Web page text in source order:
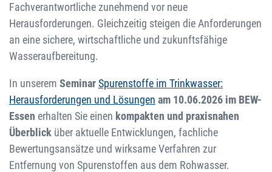
Fachverantwortliche zunehmend vor neue
Herausforderungen. Gleichzeitig steigen die Anforderungen
an eine sichere, wirtschaftliche und zukunftsfähige
Wasseraufbereitung.
In unserem SeminarSpurenstoffe im Trinkwasser:
Herausforderungen und Lösungen am 10.06.2026 im BEW-
Essen erhalten Sie einen kompakten und praxisnahen
Überblick über aktuelle Entwicklungen, fachliche
Bewertungsansätze und wirksame Verfahren zur
Entfernung von Spurenstoffen aus dem Rohwasser.